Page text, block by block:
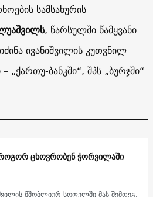
სამსახურის
, წარსულში წამყვანი
ივანიშვილის კუთვნილ
„ქართუ-ბანკში“, შპს „ბურჯში“
ცხოვრობენ ჭორვილაში
მშობლიურ სოფელში მას შემდეგ,